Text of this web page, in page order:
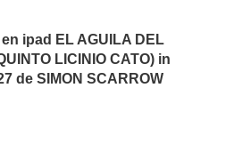
ipad EL AGUILA DEL
LICINIO CATO) in
de SIMON SCARROW